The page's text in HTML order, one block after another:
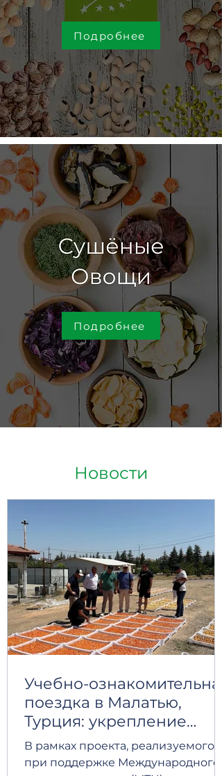
Подробнее
Подробнее
Новости
Учебно-ознакомительная
поездка в Малатью,
Турция: укрепление
регионального
сотрудничества и обмен
В рамках проекта, реализуемого
при поддержке Международного